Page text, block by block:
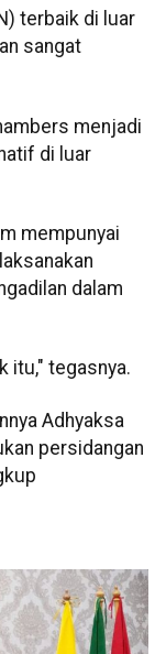
terbaik di luar
sangat
menjadi
di luar
mempunyai
dalam
itu," tegasnya.
Adhyaksa
persidangan